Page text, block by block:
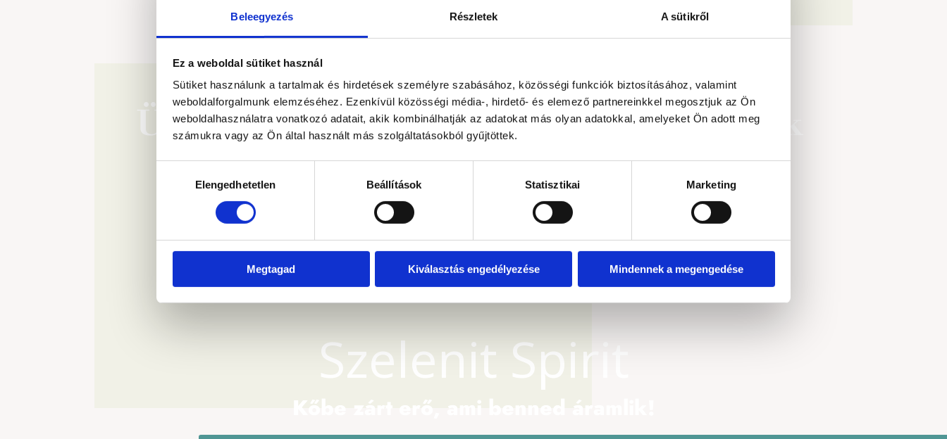
Beleegyezés Részletek A sütikről
Ez a weboldal sütiket használ
Sütiket használunk a tartalmak és hirdetések személyre szabásához, közösségi funkciók biztosításához, valamint
weboldalforgalmunk elemzéséhez. Ezenkívül közösségi média-, hirdető- és elemező partnereinkkel megosztjuk az Ön
weboldalhasználatra vonatkozó adatait, akik kombinálhatják az adatokat más olyan adatokkal, amelyeket Ön adott meg
számukra vagy az Ön által használt más szolgáltatásokból gyűjtöttek.
kiválasztásaElengedhetetlen Beállítások Statisztikai Marketing
Megtagad Kiválasztás engedélyezése Mindennek a megengedése
Szelenit Spirit
Kőbe zárt erő, ami benned áramlik!
Ünnep, alkalom Kiegészítők